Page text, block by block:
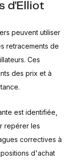
d'Elliot
peuvent utiliser
retracements de
Ces
des prix et à
est identifiée,
repérer les
correctives à
d'achat